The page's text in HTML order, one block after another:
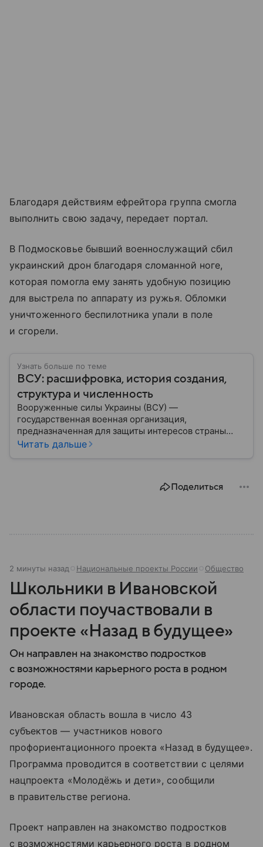
Благодаря действиям ефрейтора группа смогла
выполнить свою задачу, передает портал.
В Подмосковье бывший военнослужащий сбил
украинский дрон благодаря сломанной ноге,
которая помогла ему занять удобную позицию
для выстрела по аппарату из ружья. Обломки
уничтоженного беспилотника упали в поле
и сгорели.
Узнать больше по теме
ВСУ: расшифровка, история создания,
структура и численность
Вооруженные силы Украины (ВСУ) —
государственная военная организация,
предназначенная для защиты интересов страны
военным путем. Была создана после
Читать дальше
Поделиться
2 минуты назад Национальные проекты России Общество
Школьники в Ивановской
области поучаствовали в
проекте «Назад в будущее»
Он направлен на знакомство подростков
с возможностями карьерного роста в родном
городе.
Ивановская область вошла в число 43
субъектов — участников нового
профориентационного проекта «Назад в будущее».
Программа проводится в соответствии с целями
нацпроекта «Молодёжь и дети», сообщили
в правительстве региона.
Проект направлен на знакомство подростков
с возможностями карьерного роста в родном